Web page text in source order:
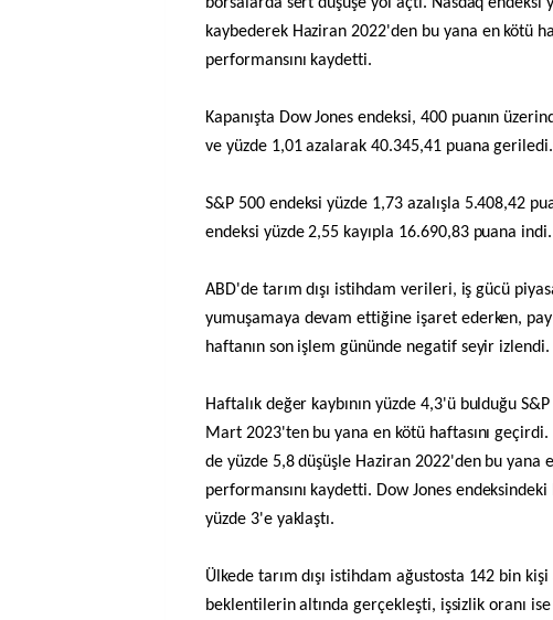
kaybederek Haziran 2022'den bu yana en kötü
performansını kaydetti.
Kapanışta Dow Jones endeksi, 400 puanın
ve yüzde 1,01 azalarak 40.345,41 puana geriledi.
S&P 500 endeksi yüzde 1,73 azalışla 5.408,42
endeksi yüzde 2,55 kayıpla 16.690,83 puana indi.
ABD'de tarım dışı istihdam verileri, iş gücü
yumuşamaya devam ettiğine işaret ederken, pay
haftanın son işlem gününde negatif seyir izlendi.
Haftalık değer kaybının yüzde 4,3'ü bulduğu
Mart 2023'ten bu yana en kötü haftasını geçirdi.
de yüzde 5,8 düşüşle Haziran 2022'den bu yana
performansını kaydetti. Dow Jones endeksindeki
yüzde 3'e yaklaştı.
Ülkede tarım dışı istihdam ağustosta 142 bin
beklentilerin altında gerçekleşti, işsizlik oranı